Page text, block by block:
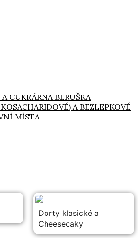
CUKRÁRNA BERUŠKA
A BEZLEPKOVÉ
MÍSTA
Dorty klasické a
Cheesecaky